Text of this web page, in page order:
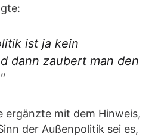
ist ja kein
dann zaubert man den
ergänzte mit dem Hinweis,
der Außenpolitik sei es,